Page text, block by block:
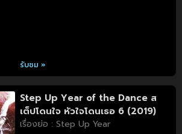
รับชม »
Step Up Year of the Dance ส
เต็ปโดนใจ หัวใจโดนเธอ 6 (2019)
เรื่องย่อ : Step Up Year